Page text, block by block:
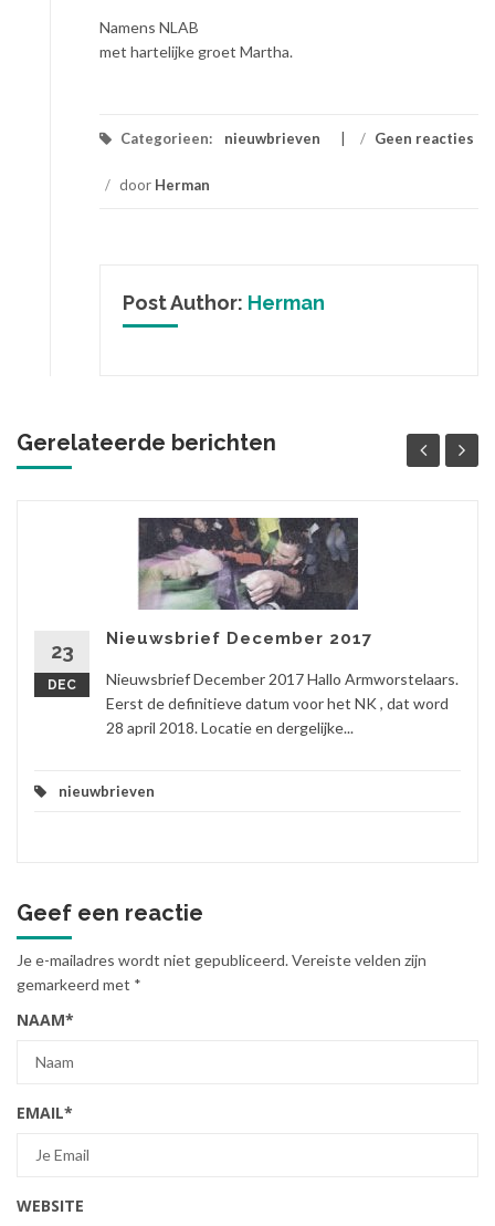
Namens NLAB
met hartelijke groet Martha.
Categorieen: nieuwbrieven / Geen reacties
/ door Herman
Post Author: Herman
Gerelateerde berichten
23
DEC
Nieuwsbrief December 2017
Nieuwsbrief December 2017 Hallo Armworstelaars.
Eerst de definitieve datum voor het NK , dat word
28 april 2018. Locatie en dergelijke...
nieuwbrieven
Geef een reactie
Je e-mailadres wordt niet gepubliceerd.Vereiste velden zijn
gemarkeerd met *
NAAM*
EMAIL*
WEBSITE